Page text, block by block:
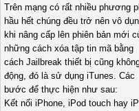
Trên mạng có rất nhiều phương
hầu hết chúng đều trở nên vô
khi nâng cấp lên phiên bản mới
những cách xóa tập tin mã bằng
cách Jailbreak thiết bị cũng
động, đó là sử dụng iTunes. Các
bước để thực hiện như sau:
Kết nối iPhone, iPod touch hay